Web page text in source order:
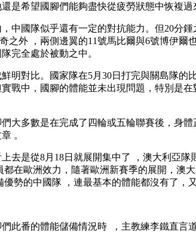
還是希望國腳們能夠盡快從疲勞狀態中恢複過來
，中國隊似乎還有一定的對抗能力 。但20分
之外 ，兩側邊翼的11號馬比爾與6號博伊
完全處於被動之中。
對比。國家隊在5月30日打完與關島隊的
中，國腳的體能並未出現問題，特
大多數是在完成了四輪或五輪聯賽後，身體
 。
上去是從8月18日就展開集中了 ，澳大利亞
歐洲效力，隨著歐洲新賽季的展開，
勢的中國隊 ，連最基本的體能都沒有了
番的體能儲備情況時  ，主教練李鐵直言道